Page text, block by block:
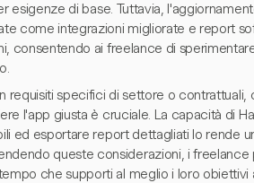
esigenze di base. Tuttavia,
come integrazioni migliorate e report
consentendo ai freelance di
requisiti specifici di settore o
l'app giusta è cruciale. La capacità di
ed esportare report dettagliati lo rende
queste considerazioni, i freelance
che supporti al meglio i loro obiettivi